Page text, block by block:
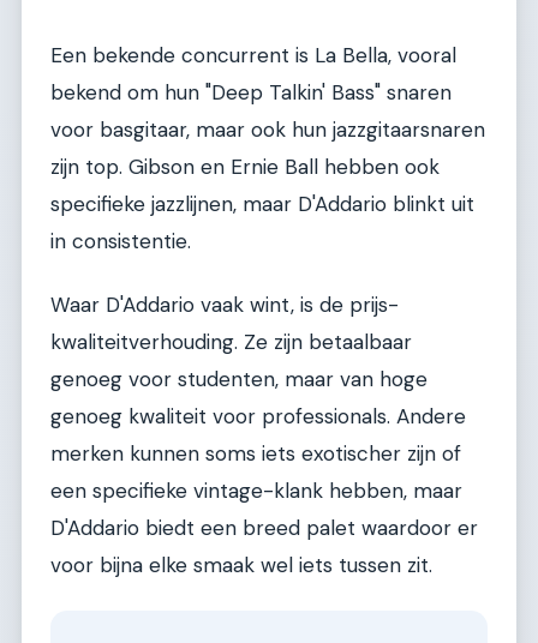
Een bekende concurrent is La Bella, vooral
bekend om hun "Deep Talkin' Bass" snaren
voor basgitaar, maar ook hun jazzgitaarsnaren
zijn top. Gibson en Ernie Ball hebben ook
specifieke jazzlijnen, maar D'Addario blinkt uit
in consistentie.
Waar D'Addario vaak wint, is de prijs-
kwaliteitverhouding. Ze zijn betaalbaar
genoeg voor studenten, maar van hoge
genoeg kwaliteit voor professionals. Andere
merken kunnen soms iets exotischer zijn of
een specifieke vintage-klank hebben, maar
D'Addario biedt een breed palet waardoor er
voor bijna elke smaak wel iets tussen zit.